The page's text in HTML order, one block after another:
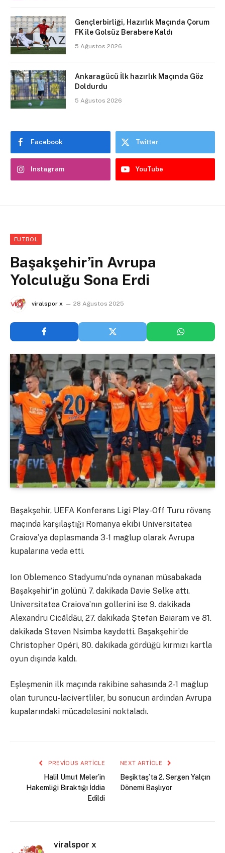
Gençlerbirliği, Hazırlık Maçında Çorum
FK ile Golsüz Berabere Kaldı
5 Ağustos 2026
Ankaragücü İlk hazırlık Maçında Göz
Doldurdu
5 Ağustos 2026
Facebook Twitter
Instagram YouTube
FUTBOL
Başakşehir’in Avrupa
Yolculuğu Sona Erdi
viralspor x 28 Ağustos 2025
Başakşehir, UEFA Konferans Ligi Play-Off Turu rövanş
maçında karşılaştığı Romanya ekibi Universitatea
Craiova’ya deplasmanda 3-1 mağlup olarak Avrupa
kupalarına veda etti.
Ion Oblemenco Stadyumu’nda oynanan müsabakada
Başakşehir’in golünü 7. dakikada Davie Selke attı.
Universitatea Craiova’nın gollerini ise 9. dakikada
Alexandru Cicâldău, 27. dakikada Ștefan Baiaram ve 81.
dakikada Steven Nsimba kaydetti. Başakşehir’de
Christopher Opéri, 80. dakikada gördüğü kırmızı kartla
oyun dışında kaldı.
Eşleşmenin ilk maçında rakibine sahasında 2-1 mağlup
olan turuncu-lacivertliler, bu sonucun ardından Avrupa
kupalarındaki mücadelesini noktaladı.
PREVIOUS ARTICLE
Halil Umut Meler’in
Hakemliği Bıraktığı İddia
Edildi
NEXT ARTICLE
Beşiktaş’ta 2. Sergen Yalçın
Dönemi Başlıyor
viralspor x